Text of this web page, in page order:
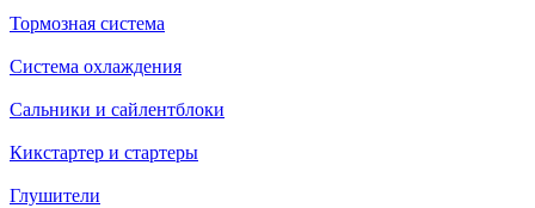
Тормозная система
Система охлаждения
Сальники и сайлентблоки
Кикстартер и стартеры
Глушители